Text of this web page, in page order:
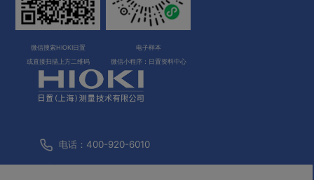
微信搜索HIOKI日置
或直接扫描上方二维码
电子样本
微信小程序：日置资料中心
电话：400-920-6010